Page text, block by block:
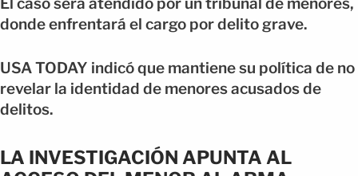
donde enfrentará el cargo por delito grave.
USA TODAY indicó que mantiene su política de no
revelar la identidad de menores acusados de
delitos.
LA INVESTIGACIÓN APUNTA AL